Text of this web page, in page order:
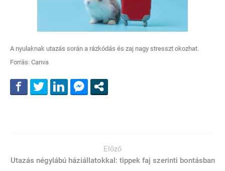
A nyulaknak utazás során a rázkódás és zaj nagy stresszt okozhat.
Forrás: Canva
Előző
Utazás négylábú háziállatokkal: tippek faj szerinti bontásban